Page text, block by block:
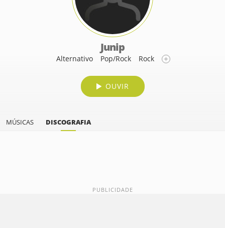
Junip
Alternativo Pop/Rock Rock
OUVIR
MÚSICAS DISCOGRAFIA